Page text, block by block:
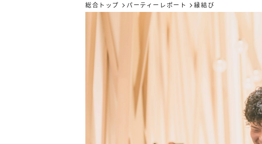
総合トップ パーティーレポート 縁結び